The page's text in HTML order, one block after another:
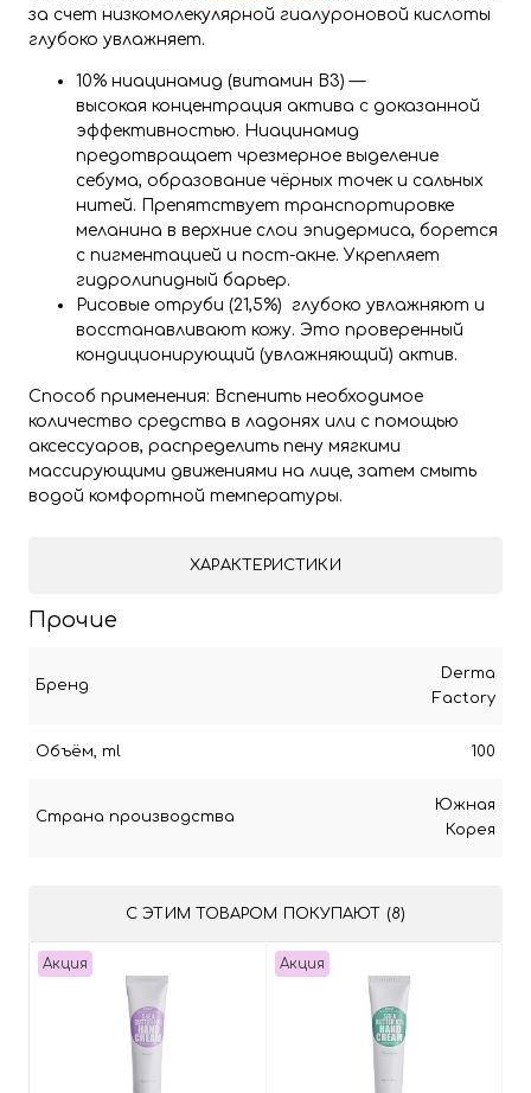
за счет низкомолекулярной гиалуроновой кислоты
глубоко увлажняет.
10% ниацинамид (витамин B3) —
высокая концентрация актива с доказанной
эффективностью. Ниацинамид
предотвращает чрезмерное выделение
себума, образование чёрных точек и сальных
нитей. Препятствует транспортировке
меланина в верхние слои эпидермиса, борется
с пигментацией и пост-акне. Укрепляет
гидролипидный барьер.
Рисовые отруби (21,5%) глубоко увлажняют и
восстанавливают кожу. Это проверенный
кондиционирующий (увлажняющий) актив.
Способ применения: Вспенить необходимое
количество средства в ладонях или с помощью
аксессуаров, распределить пену мягкими
массирующими движениями на лице, затем смыть
водой комфортной температуры.
ХАРАКТЕРИСТИКИ
Прочие
Бренд
Derma
Factory
Объём, ml 100
Страна производства
Южная
Корея
С ЭТИМ ТОВАРОМ ПОКУПАЮТ (8)
Акция Акция